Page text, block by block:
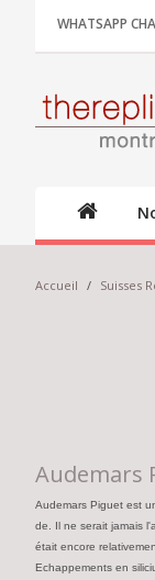
WHATSAPP
Accueil / Suisses
Audemars
Audemars Piguet est
de. Il ne serait jamais
était encore
Echappements en